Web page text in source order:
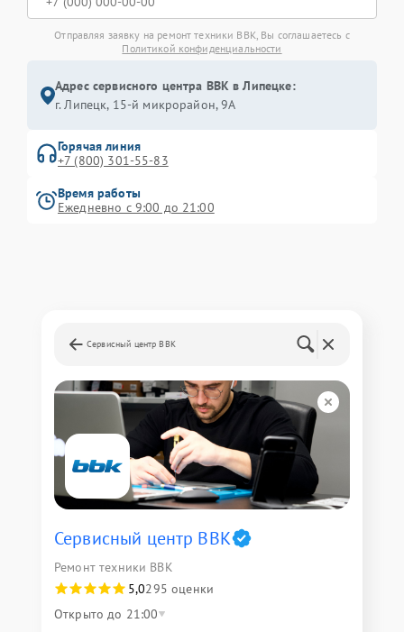
Отправляя заявку на ремонт техники BBK, Вы соглашаетесь с
Политикой конфиденциальности
Адрес сервисного центра BBK в Липецке:
г. Липецк, 15-й микрорайон, 9А
Горячая линия
+7 (800) 301-55-83
Время работы
Ежедневно с 9:00 до 21:00
Сервисный центр BBK
Сервисный центр BBK
Ремонт техники BBK
5,0295 оценки
Открыто до 21:00